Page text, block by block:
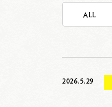
ALL
2026.5.29